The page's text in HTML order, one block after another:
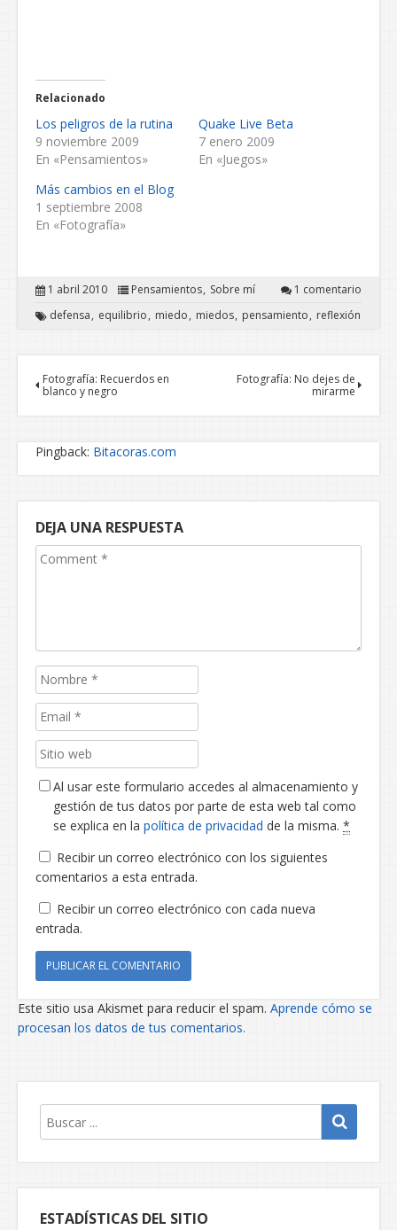
Relacionado
Los peligros de la rutina
9 noviembre 2009
En «Pensamientos»
Quake Live Beta
7 enero 2009
En «Juegos»
Más cambios en el Blog
1 septiembre 2008
En «Fotografía»
1 abril 2010 Pensamientos Sobre mí
1 comentario
defensa
equilibrio miedo miedos pensamiento reflexión
Fotografía: Recuerdos en
blanco y negro
Fotografía: No dejes de
mirarme
Pingback: Bitacoras.com
DEJA UNA RESPUESTA
Al usar este formulario accedes al almacenamiento y
gestión de tus datos por parte de esta web tal como
se explica en la política de privacidad de la misma. *
Recibir un correo electrónico con los siguientes
comentarios a esta entrada.
Recibir un correo electrónico con cada nueva
entrada.
Este sitio usa Akismet para reducir el spam. Aprende cómo se
procesan los datos de tus comentarios.
ESTADÍSTICAS DEL SITIO